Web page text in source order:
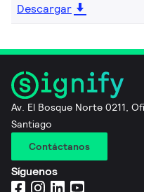
Descargar
Av. El Bosque Norte 0211,
Santiago
Contáctanos
Síguenos